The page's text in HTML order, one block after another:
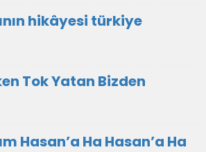
hikâyesi türkiye
Tok Yatan Bizden
Hasan’a Ha Hasan’a Ha